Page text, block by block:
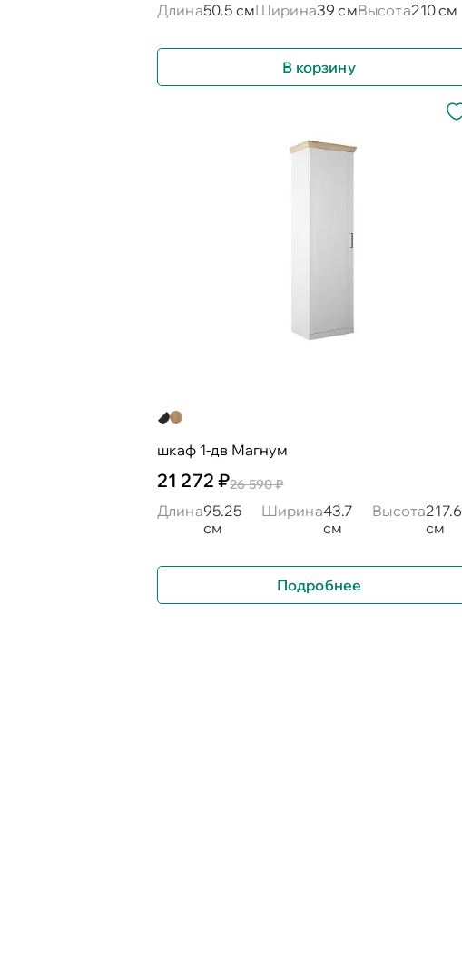
Длина50.5 смШирина39 смВысота210 см
В корзину
шкаф 1-дв Магнум
21 272 ₽26 590 ₽
Длина95.25
см
Ширина43.7
см
Высота217.6
см
Подробнее